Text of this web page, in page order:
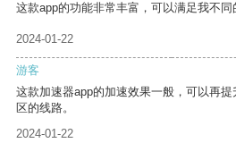
这款app的功能非常丰富，可以满足我不同
2024-01-22
游客
这款加速器app的加速效果一般，可以再
区的线路。
2024-01-22